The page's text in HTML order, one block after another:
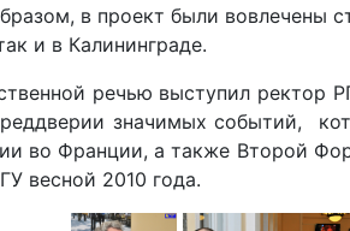
в проект были вовлечены
и в Калининграде.
речью выступил
значимых событий,
во Франции, а также Второй
весной 2010 года.